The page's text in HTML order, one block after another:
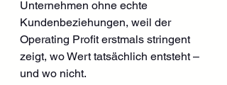
Unternehmen ohne echte
Kundenbeziehungen, weil der
Operating Profit erstmals stringent
zeigt, wo Wert tatsächlich entsteht –
und wo nicht.